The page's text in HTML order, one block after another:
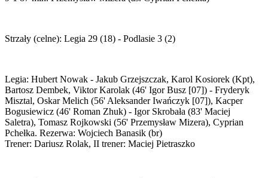
Strzały (celne): Legia 29 (18) - Podlasie 3 (2)
Legia: Hubert Nowak - Jakub Grzejszczak, Karol Kosiorek (Kpt),
Bartosz Dembek, Viktor Karolak (46' Igor Busz [07]) - Fryderyk
Misztal, Oskar Melich (56' Aleksander Iwańczyk [07]), Kacper
Bogusiewicz (46' Roman Zhuk) - Igor Skrobała (83' Maciej
Saletra), Tomasz Rojkowski (56' Przemysław Mizera), Cyprian
Pchełka. Rezerwa: Wojciech Banasik (br)
Trener: Dariusz Rolak, II trener: Maciej Pietraszko